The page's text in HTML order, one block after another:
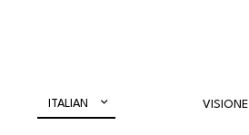
ITALIAN VISIONE